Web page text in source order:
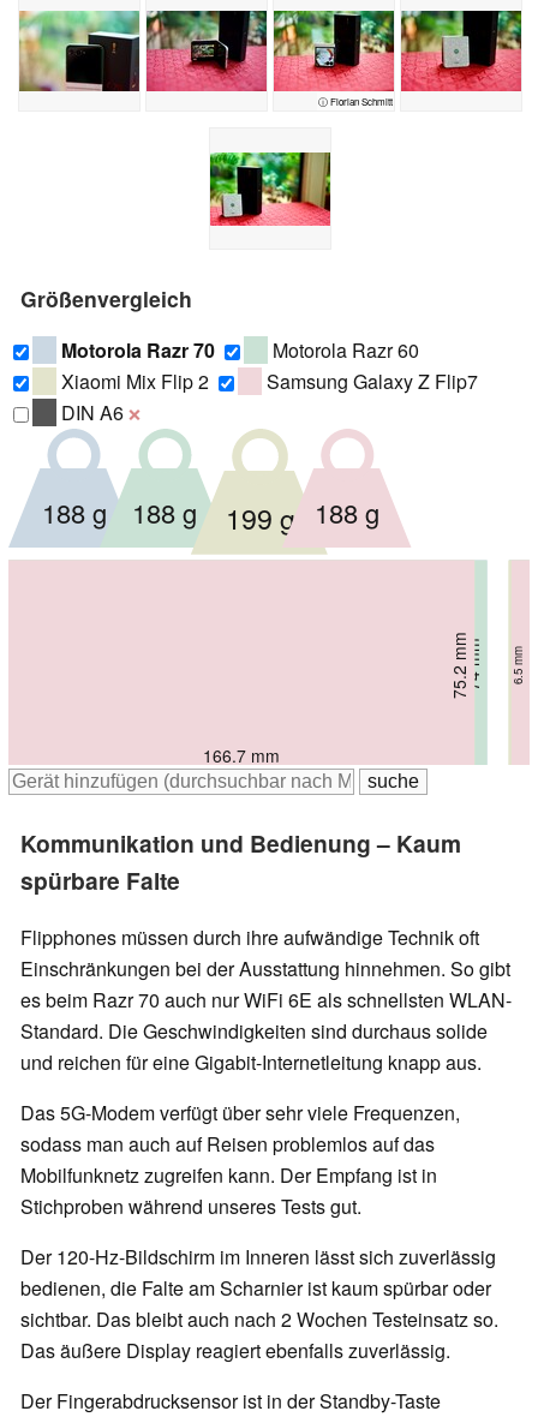
ⓘ Florian Schmitt
Größenvergleich
Motorola Razr 70
Motorola Razr 60
Xiaomi Mix Flip 2
Samsung Galaxy Z Flip7
DIN A6 ❌
171.3 mm
74 mm 7.3 mm
188 g
171.3 mm
74 mm 7.3 mm
188 g
166.9 mm
73.8 mm 7.6 mm
199 g
166.7 mm
75.2 mm 6.5 mm
188 g
Kommunikation und Bedienung – Kaum
spürbare Falte
Flipphones müssen durch ihre aufwändige Technik oft
Einschränkungen bei der Ausstattung hinnehmen. So gibt
es beim Razr 70 auch nur WiFi 6E als schnellsten WLAN-
Standard. Die Geschwindigkeiten sind durchaus solide
und reichen für eine Gigabit-Internetleitung knapp aus.
Das 5G-Modem verfügt über sehr viele Frequenzen,
sodass man auch auf Reisen problemlos auf das
Mobilfunknetz zugreifen kann. Der Empfang ist in
Stichproben während unseres Tests gut.
Der 120-Hz-Bildschirm im Inneren lässt sich zuverlässig
bedienen, die Falte am Scharnier ist kaum spürbar oder
sichtbar. Das bleibt auch nach 2 Wochen Testeinsatz so.
Das äußere Display reagiert ebenfalls zuverlässig.
Der Fingerabdrucksensor ist in der Standby-Taste